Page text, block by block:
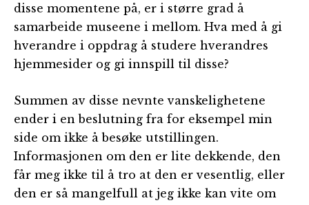
disse momentene på, er i større grad å
samarbeide museene i mellom. Hva med å gi
hverandre i oppdrag å studere hverandres
hjemmesider og gi innspill til disse?
Summen av disse nevnte vanskelighetene
ender i en beslutning fra for eksempel min
side om ikke å besøke utstillingen.
Informasjonen om den er lite dekkende, den
får meg ikke til å tro at den er vesentlig, eller
den er så mangelfull at jeg ikke kan vite om